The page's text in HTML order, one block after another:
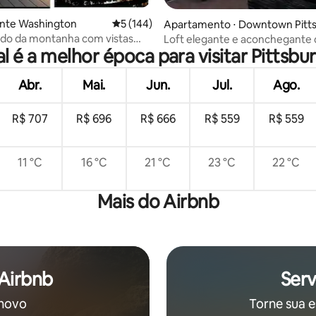
de 5, 289 avaliações
Washington 5 de uma avaliação média de 5, 144
5 (144)
da montanha com vistas
Apartamento ⋅ Downtown
rgh
Loft elegante e aconchegante
quarto na Penn Ave
é a melhor época para visitar
Abr. Mai. Jun. Jul. Ago.
R$ 707 R$ 696 R$ 666 R$ 559 R$ 559
11 °C 16 °C 21 °C 23 °C 22 °C
Mais do Airbnb
Torne sua